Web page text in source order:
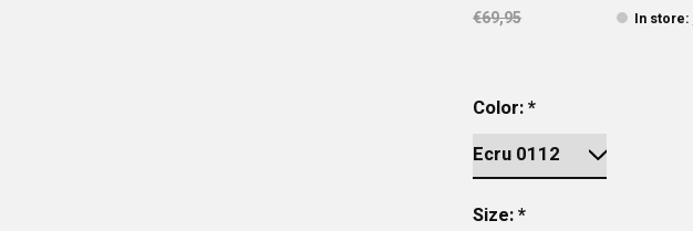
€69,95
In store:
Color:*
Size:*